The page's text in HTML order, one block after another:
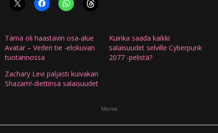
Tämä oli haastavin osa-alue
Avatar – Veden tie -elokuvan
tuotannossa
Kuinka saada kaikki
salaisuudet selville Cyberpunk
2077 -pelistä?
Zachary Levi paljasti kuivakan
Shazam!-diettinsä salaisuudet
Mainos